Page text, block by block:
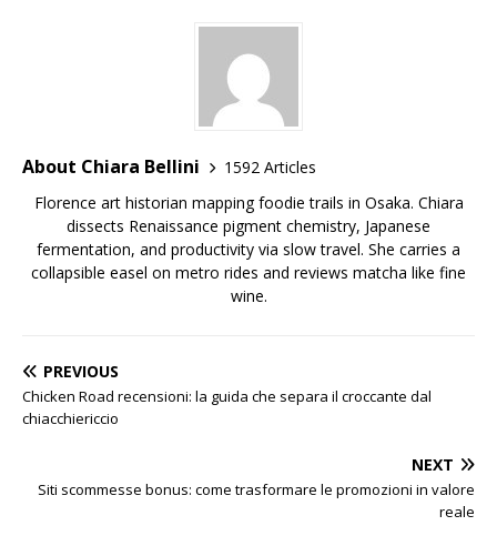
About Chiara Bellini
1592 Articles
Florence art historian mapping foodie trails in Osaka. Chiara
dissects Renaissance pigment chemistry, Japanese
fermentation, and productivity via slow travel. She carries a
collapsible easel on metro rides and reviews matcha like fine
wine.
PREVIOUS
Chicken Road recensioni: la guida che separa il croccante dal
chiacchiericcio
NEXT
Siti scommesse bonus: come trasformare le promozioni in valore
reale